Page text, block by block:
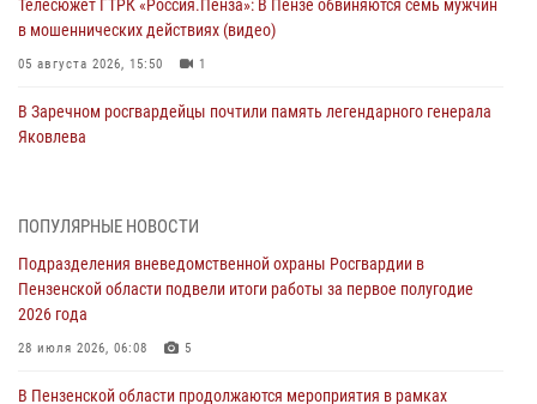
Телесюжет ГТРК «Россия.Пенза»: В Пензе обвиняются семь мужчин
в мошеннических действиях (видео)
05 августа 2026, 15:50 1
В Заречном росгвардейцы почтили память легендарного генерала
Яковлева
Сотрудники пензенского ОМОН «Страж» познакомили участников
05 августа 2026, 06:15
В Пензе сотрудники Росгвардии оказали помощь
дезориентированному пенсионеру
ПОПУЛЯРНЫЕ НОВОСТИ
Подразделения вневедомственной охраны Росгвардии в
Пензенской области подвели итоги работы за первое полугодие
2026 года
28 июля 2026, 06:08 5
В Пензенской области продолжаются мероприятия в рамках